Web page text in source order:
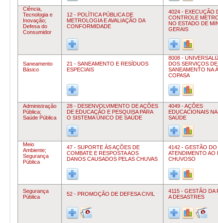
Ciência,
Tecnologia e
Inovação;
Defesa do
Consumidor
12 - POLÍTICA PÚBLICA DE
METROLOGIA E AVALIAÇÃO DA
CONFORMIDADE
4024 - EXECUÇÃO
CONTROLE
NO ESTADO DE
GERAIS
Saneamento
Básico
21 - SANEAMENTO E RESÍDUOS
ESPECIAIS
8008 -
DOS SERVIÇOS DE
SANEAMENTO NA
COPASA
Administração
Pública;
Saúde Pública
28 - DESENVOLVIMENTO DE AÇÕES
DE EDUCAÇÃO E PESQUISA PARA
O SISTEMA ÚNICO DE SAÚDE
4049 - AÇÕES
EDUCACIONAIS NA
SAÚDE
Meio
Ambiente;
Segurança
Pública
47 - SUPORTE ÀS AÇÕES DE
COMBATE E RESPOSTA AOS
DANOS CAUSADOS PELAS CHUVAS
4142 - GESTÃO DO
ATENDIMENTO AO
CHUVOSO
Segurança
Pública
52 - PROMOÇÃO DE DEFESA CIVIL
4115 - GESTÃO DA
A DESASTRES